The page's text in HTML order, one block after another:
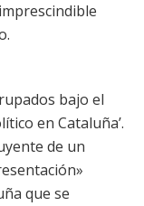
bajo el
en Cataluña’.
de un
que se